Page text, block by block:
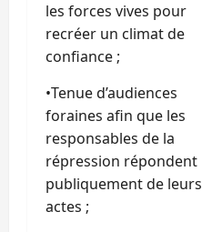
les forces vives pour
recréer un climat de
confiance ;
•Tenue d’audiences
foraines afin que les
responsables de la
répression répondent
publiquement de leurs
actes ;